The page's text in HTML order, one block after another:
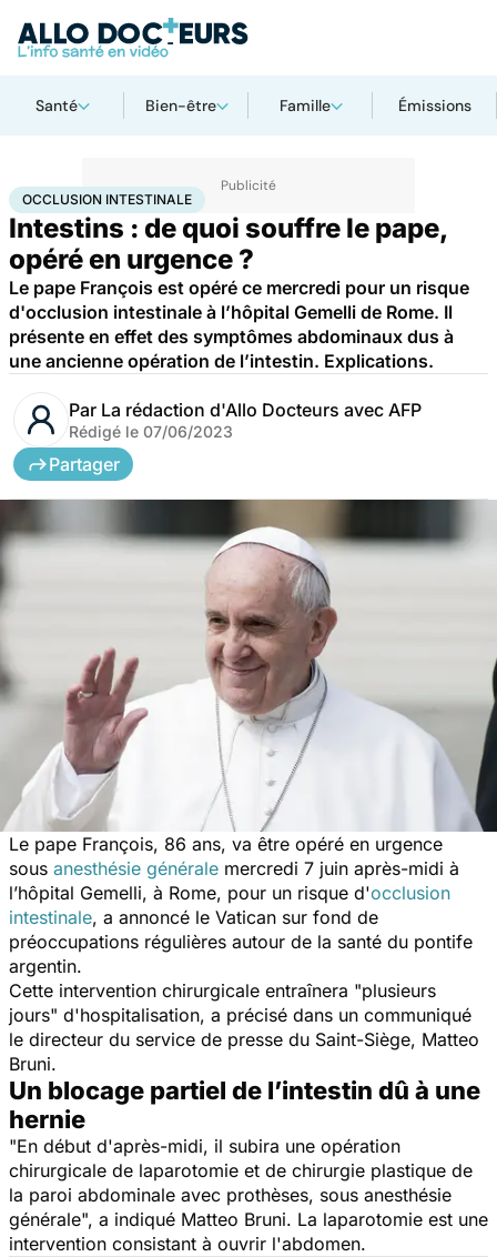
Santé Bien-être Famille Émissions
AccueilSantéUrgencesOcclusion intestinale
OCCLUSION INTESTINALE
Intestins : de quoi souffre le pape,
opéré en urgence ?
Le pape François est opéré ce mercredi pour un risque
d'occlusion intestinale à l’hôpital Gemelli de Rome. Il
présente en effet des symptômes abdominaux dus à
une ancienne opération de l’intestin. Explications.
Par La rédaction d'Allo Docteurs avec AFP
Rédigé le 07/06/2023
Partager
Le pape François, 86 ans, va être opéré en urgence
sous anesthésie générale mercredi 7 juin après-midi à
l’hôpital Gemelli, à Rome, pour un risque d'occlusion
intestinale, a annoncé le Vatican sur fond de
préoccupations régulières autour de la santé du pontife
argentin.
Cette intervention chirurgicale entraînera "plusieurs
jours" d'hospitalisation, a précisé dans un communiqué
le directeur du service de presse du Saint-Siège, Matteo
Bruni.
Un blocage partiel de l’intestin dû à une
hernie
"En début d'après-midi, il subira une opération
chirurgicale de laparotomie et de chirurgie plastique de
la paroi abdominale avec prothèses, sous anesthésie
générale", a indiqué Matteo Bruni. La laparotomie est une
intervention consistant à ouvrir l'abdomen.